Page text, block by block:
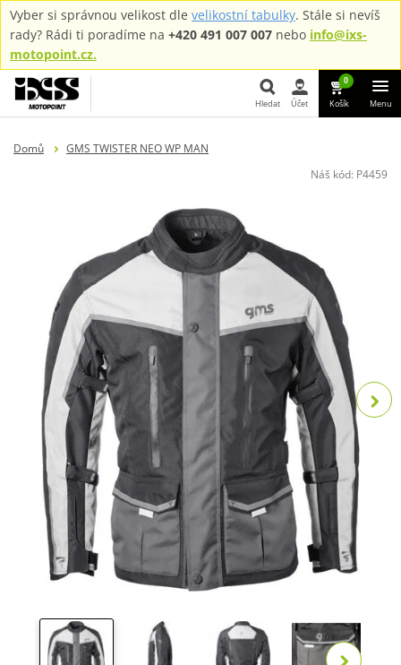
Vyber si správnou velikost dle velikostní tabulky. Stále si nevíš
rady? Rádi ti poradíme na +420 491 007 007 nebo info@ixs-
motopoint.cz.
Hledat Účet
0
Košík Menu
Domů
GMS TWISTER NEO WP MAN
Náš kód: P4459